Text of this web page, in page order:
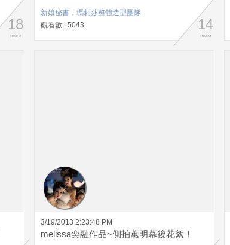
18
more
新娘秘書，瑪莉莎整體造型團隊
觀看數 : 5043
14
more
3/19/2013 2:23:48 PM
melissa奕融作品~側拍蕙明幕後花絮！